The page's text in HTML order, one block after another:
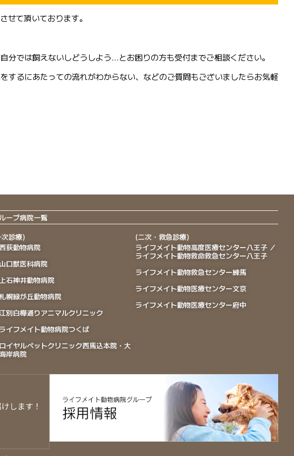
て頂いております。
では飼えないしどうしよう…とお困りの方も受付までご相談ください。
るにあたっての流れがわからない、などのご質問もございましたらお気軽
ープ病院一覧
次診療)
荻動物病院
口獣医科病院
石神井動物病院
幌緑が丘動物病院
別白樺通りアニマルクリニック
イフメイト動物病院つくば
イヤルペットクリニック西馬込本院・大
岸病院
(二次・救急診療)
ライフメイト動物高度医療センター八王子 ／
ライフメイト動物救命救急センター八王子
ライフメイト動物救急センター練馬
ライフメイト動物医療センター文京
ライフメイト動物医療センター府中
します！